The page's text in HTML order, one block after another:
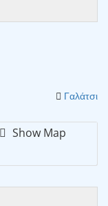
Γαλάτσι
Show Map